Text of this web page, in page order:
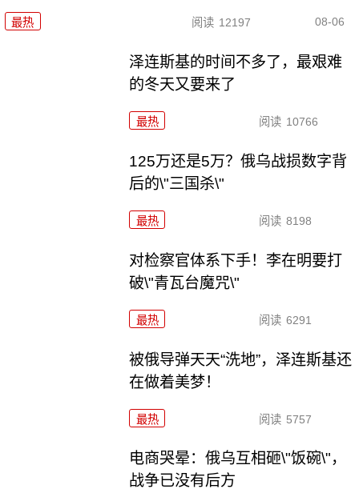
最热 阅读 12197 08-06
泽连斯基的时间不多了，最艰难
的冬天又要来了
最热 阅读 10766
125万还是5万？俄乌战损数字背
后的\"三国杀\"
最热 阅读 8198
对检察官体系下手！李在明要打
破\"青瓦台魔咒\"
最热 阅读 6291
被俄导弹天天“洗地”，泽连斯基还
在做着美梦！
最热 阅读 5757
电商哭晕：俄乌互相砸\"饭碗\"，
战争已没有后方